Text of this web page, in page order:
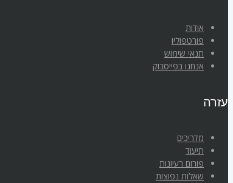
אודות
פורטפוליו
תנאי שימוש
אנחנו בפייסבוק
עזרה
מדריכים
תיעוד
פורום רעיונות
שאלות נפוצות